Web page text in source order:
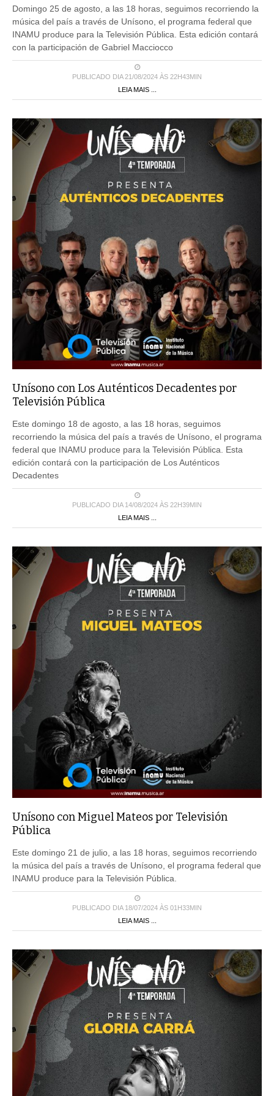
Domingo 25 de agosto, a las 18 horas, seguimos recorriendo la
música del país a través de Unísono, el programa federal que
INAMU produce para la Televisión Pública. Esta edición contará
con la participación de Gabriel Macciocco
PUBLICADO DIA 21/08/2024 ÀS 22H43MIN
LEIA MAIS ...
Unísono con Los Auténticos Decadentes por
Televisión Pública
Este domingo 18 de agosto, a las 18 horas, seguimos
recorriendo la música del país a través de Unísono, el programa
federal que INAMU produce para la Televisión Pública. Esta
edición contará con la participación de Los Auténticos
Decadentes
PUBLICADO DIA 14/08/2024 ÀS 22H39MIN
LEIA MAIS ...
Unísono con Miguel Mateos por Televisión
Pública
Este domingo 21 de julio, a las 18 horas, seguimos recorriendo
la música del país a través de Unísono, el programa federal que
INAMU produce para la Televisión Pública.
PUBLICADO DIA 18/07/2024 ÀS 01H33MIN
LEIA MAIS ...